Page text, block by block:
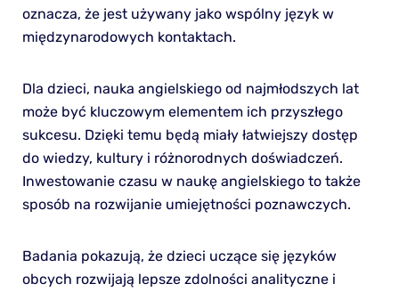
oznacza, że jest używany jako wspólny język w
międzynarodowych kontaktach.
Dla dzieci, nauka angielskiego od najmłodszych lat
może być kluczowym elementem ich przyszłego
sukcesu. Dzięki temu będą miały łatwiejszy dostęp
do wiedzy, kultury i różnorodnych doświadczeń.
Inwestowanie czasu w naukę angielskiego to także
sposób na rozwijanie umiejętności poznawczych.
Badania pokazują, że dzieci uczące się języków
obcych rozwijają lepsze zdolności analityczne i